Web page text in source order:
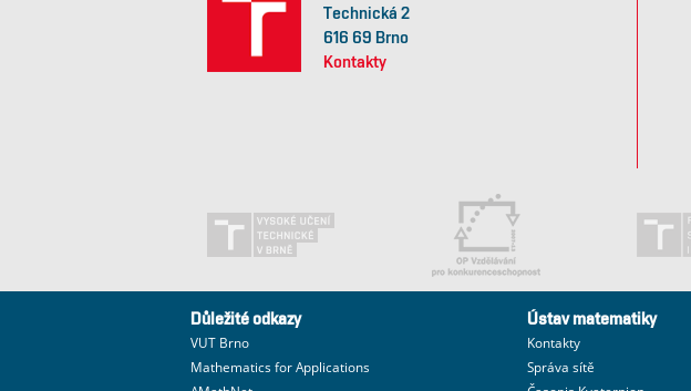
Technická 2
616 69 Brno
Kontakty
Důležité odkazy
VUT Brno
Mathematics for Applications
Ústav matematiky
Kontakty
Správa sítě